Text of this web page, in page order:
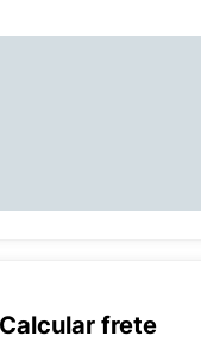
Calcular frete